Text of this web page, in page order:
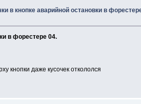
в кнопке аварийной остановки в
в форестере 04.
кнопки даже кусочек откололся